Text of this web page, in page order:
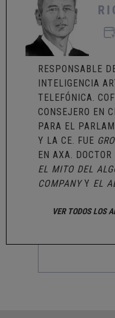
RESPONSABLE
INTELIGENCIA
TELEFÓNICA.
CONSEJERO EN
PARA EL
Y LA CE. FUE
EN AXA.
EL MITO DEL
COMPANYY EL
VER TODOS LOS